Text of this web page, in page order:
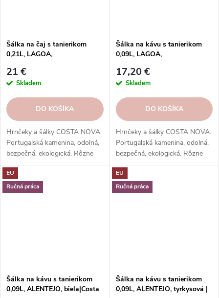
Šálka na čaj s tanierikom
0,21L, LAGOA,
21 €
Skladem
DO KOŠÍKA
Hrnčeky a šálky COSTA NOVA.
Portugalská kamenina, odolná,
bezpečná, ekologická. Rôzne
tvary, farby, vzory. Ideálne na
kávu, espresso, cappuccino,
lungo, čaj, kakao a iné.
Šálka na kávu s tanierikom
0,09L, LAGOA,
17,20 €
Skladem
DO KOŠÍKA
Hrnčeky a šálky COSTA NOVA.
Portugalská kamenina, odolná,
bezpečná, ekologická. Rôzne
tvary, farby, vzory. Ideálne na
kávu, espresso, cappuccino,
lungo, čaj, kakao a iné.
EU
Ručná práca
Šálka na kávu s tanierikom
0,09L, ALENTEJO, biela|Costa
EU
Ručná práca
Šálka na kávu s tanierikom
0,09L, ALENTEJO, tyrkysová |